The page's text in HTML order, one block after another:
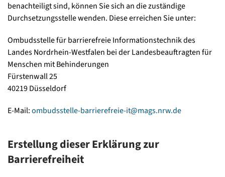
benachteiligt sind, können Sie sich an die zuständige
Durchsetzungsstelle wenden. Diese erreichen Sie unter:
Ombudsstelle für barrierefreie Informationstechnik des
Landes Nordrhein-Westfalen bei der Landesbeauftragten für
Menschen mit Behinderungen
Fürstenwall 25
40219 Düsseldorf
E-Mail:ombudsstelle-barrierefreie-it@mags.nrw.de
Erstellung dieser Erklärung zur
Barrierefreiheit